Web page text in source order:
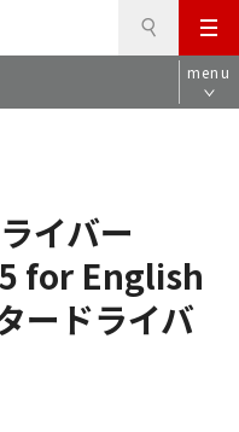
メ
ニ
ュ
menu
イバー
for English
ードライバ